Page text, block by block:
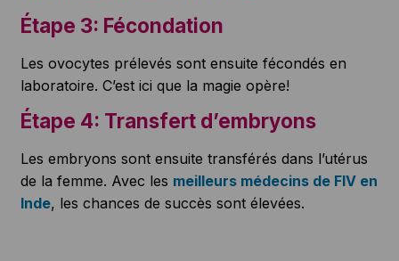
Étape 3: Fécondation
Les ovocytes prélevés sont ensuite fécondés en
laboratoire. C’est ici que la magie opère!
Étape 4: Transfert d’embryons
Les embryons sont ensuite transférés dans l’utérus
de la femme. Avec les meilleurs médecins de FIV en
Inde, les chances de succès sont élevées.